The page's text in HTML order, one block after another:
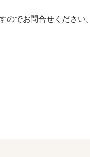
のでお問合せください。